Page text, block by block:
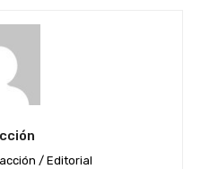
/ Editorial